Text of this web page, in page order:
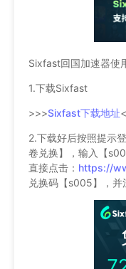
Sixfast回国加速器使
1.下载Sixfast
>>>Sixfast下载地址
2.下载好后按照提示
卷兑换】，输入【
直接点击： https://
兑换码【s005】，并